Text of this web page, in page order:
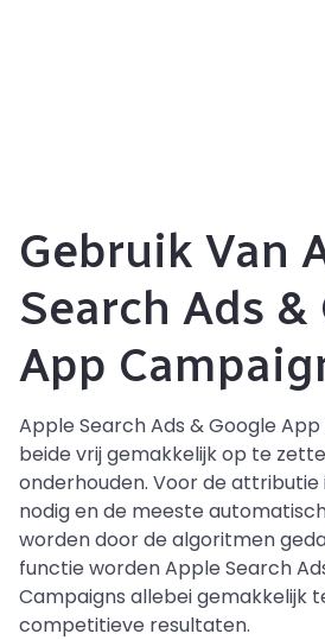
Gebruik Van
Search Ads &
App
Apple Search Ads & Google
beide vrij gemakkelijk op te
onderhouden. Voor de
nodig en de meeste
worden door de algoritmen
functie worden Apple Search
Campaigns allebei gemakkelijk
competitieve resultaten.